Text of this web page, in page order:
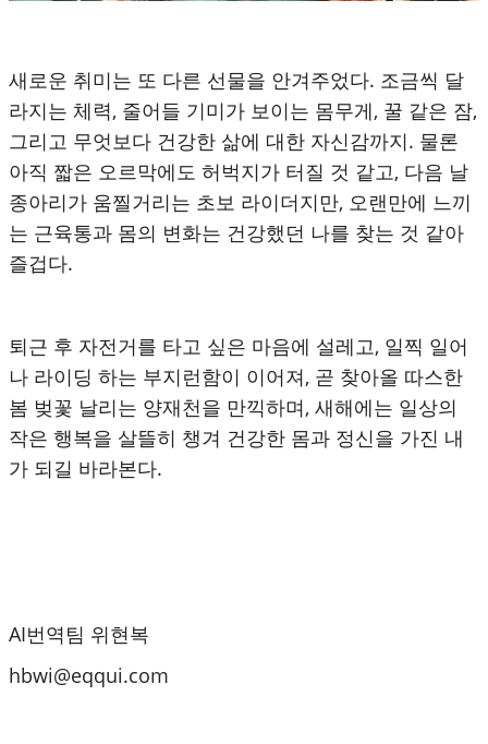
새로운 취미는 또 다른 선물을 안겨주었다. 조금씩 달
라지는 체력, 줄어들 기미가 보이는 몸무게, 꿀 같은 잠,
그리고 무엇보다 건강한 삶에 대한 자신감까지. 물론
아직 짧은 오르막에도 허벅지가 터질 것 같고, 다음 날
종아리가 움찔거리는 초보 라이더지만, 오랜만에 느끼
는 근육통과 몸의 변화는 건강했던 나를 찾는 것 같아
즐겁다.
퇴근 후 자전거를 타고 싶은 마음에 설레고, 일찍 일어
나 라이딩 하는 부지런함이 이어져, 곧 찾아올 따스한
봄 벚꽃 날리는 양재천을 만끽하며, 새해에는 일상의
작은 행복을 살뜰히 챙겨 건강한 몸과 정신을 가진 내
가 되길 바라본다.
AI번역팀 위현복
hbwi@eqqui.com